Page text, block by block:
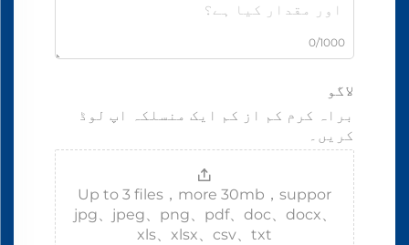
0/1000
لاگو
براہ کرم کم از کم ایک منسلکہ اپ لوڈ
کریں۔
Up to 3 files，more 30mb，suppor
jpg、jpeg、png、pdf、doc、docx、
xls、xlsx、csv、txt